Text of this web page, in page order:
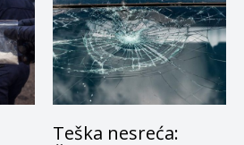
Teška nesreća: